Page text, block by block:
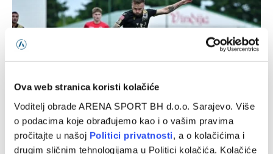
Ova web stranica koristi kolačiće
Voditelj obrade ARENA SPORT BH d.o.o. Sarajevo. Više
o podacima koje obrađujemo kao i o vašim pravima
pročitajte u našoj Politici privatnosti, a o kolačićima i
drugim sličnim tehnologijama u Politici kolačića. Kolačiće
Mario Tičinović karijeru nastavlja u trećeligašu
09/08/2026